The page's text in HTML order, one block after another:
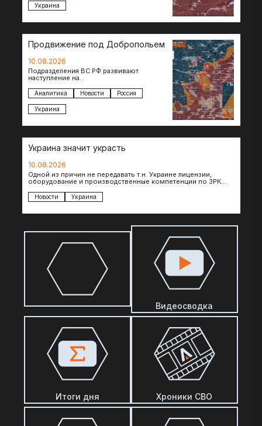
Украина
Продвижение под Добропольем
10.08.2026
Подразделения ВС РФ развивают
наступление на
продвигаясь на широком участке фронта.
Достигнуты тактические успехи в районе
Белицкого, где по…
Аналитика Новости Россия
Украина
Украина значит украсть
10.08.2026
Одной из причин не передавать т.н. Украине лицензии,
оборудование и производственные компетенции по ЗРК
Новости Украина
Видеосводка
Итоги дня Хроники СВО